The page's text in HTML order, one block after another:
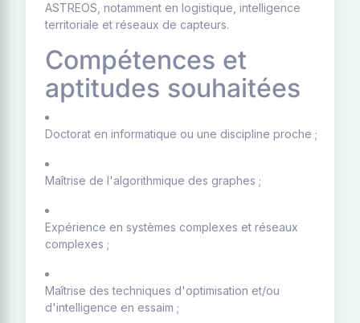
ASTREOS, notamment en logistique, intelligence
territoriale et réseaux de capteurs.
Compétences et
aptitudes souhaitées
Doctorat en informatique ou une discipline proche ;
Maîtrise de l'algorithmique des graphes ;
Expérience en systèmes complexes et réseaux
complexes ;
Maîtrise des techniques d'optimisation et/ou
d'intelligence en essaim ;